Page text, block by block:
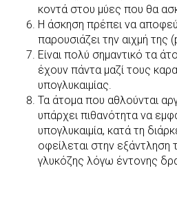
κοντά στου μύες που θα
Η άσκηση πρέπει να
παρουσιάζει την αιχμή της
Είναι πολύ σημαντικό τα
έχουν πάντα μαζί τους
υπογλυκαιμίας.
Τα άτομα που αθλούνται
υπάρχει πιθανότητα να
υπογλυκαιμία, κατά τη
οφείλεται στην
γλυκόζης λόγω έντονης